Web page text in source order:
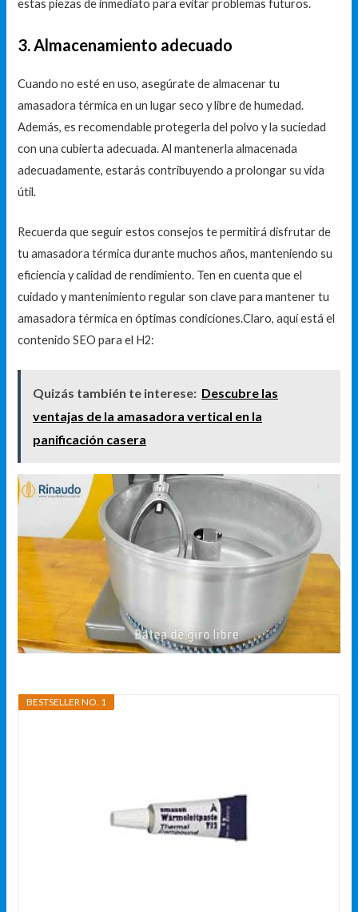
estas piezas de inmediato para evitar problemas futuros.
3. Almacenamiento adecuado
Cuando no esté en uso, asegúrate de almacenar tu
amasadora térmica en un lugar seco y libre de humedad.
Además, es recomendable protegerla del polvo y la suciedad
con una cubierta adecuada. Al mantenerla almacenada
adecuadamente, estarás contribuyendo a prolongar su vida
útil.
Recuerda que seguir estos consejos te permitirá disfrutar de
tu amasadora térmica durante muchos años, manteniendo su
eficiencia y calidad de rendimiento. Ten en cuenta que el
cuidado y mantenimiento regular son clave para mantener tu
amasadora térmica en óptimas condiciones.Claro, aquí está el
contenido SEO para el H2:
Quizás también te interese: Descubre las
ventajas de la amasadora vertical en la
panificación casera
BESTSELLER NO. 1